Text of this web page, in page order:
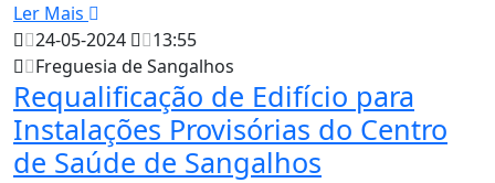
Ler Mais
24-05-2024
13:55
Freguesia de Sangalhos
Requalificação de Edifício para
Instalações Provisórias do Centro
de Saúde de Sangalhos